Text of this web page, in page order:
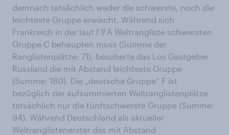
demnach tatsächlich weder die schwerste, noch die
leichteste Gruppe erwischt. Während sich
Frankreich in der laut FIFA Weltrangliste schwersten
Gruppe C behaupten muss (Summe der
Ranglistenplätze: 71), bescherte das Los Gastgeber
Russland die mit Abstand leichteste Gruppe
(Summe: 180). Die „deutsche Gruppe“ F ist
bezüglich der aufsummierten Weltranglistenplätze
tatsächlich nur die fünftschwerste Gruppe (Summe:
94). Während Deutschland als aktueller
Weltranglistenerster das mit Abstand